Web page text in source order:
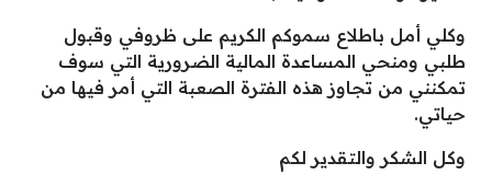
وكلي أمل باطلاع سموكم الكريم على ظروفي وقبول
طلبي ومنحي المساعدة المالية الضرورية التي سوف
تمكنني من تجاوز هذه الفترة الصعبة التي أمر فيها من
حياتي.
وكل الشكر والتقدير لكم